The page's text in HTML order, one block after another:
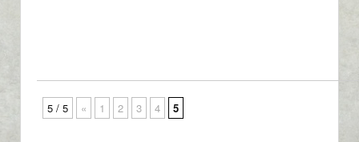
5 / 5 « 1 2 3 4 5